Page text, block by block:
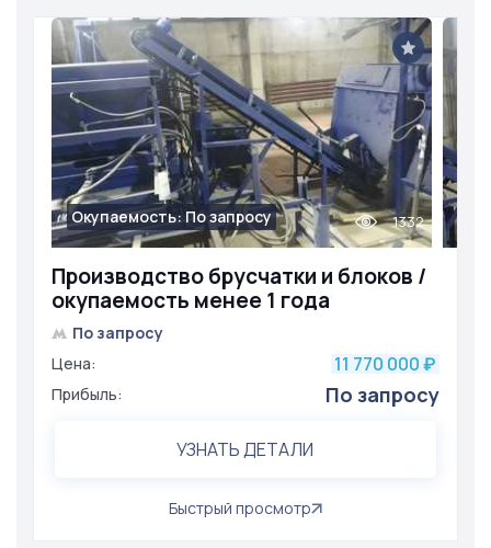
Производство брусчатки и блоков /
окупаемость менее 1 года
Окупаемость: По запросу 1332
По запросу
Цена:
11 770 000 ₽
Прибыль: По запросу
УЗНАТЬ ДЕТАЛИ
Быстрый просмотр